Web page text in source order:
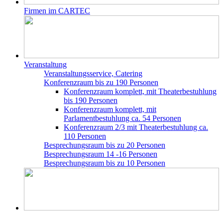
Firmen im CARTEC
Veranstaltung
Veranstaltungsservice, Catering
Konferenzraum bis zu 190 Personen
Konferenzraum komplett, mit Theaterbestuhlung
bis 190 Personen
Konferenzraum komplett, mit
Parlamentbestuhlung ca. 54 Personen
Konferenzraum 2/3 mit Theaterbestuhlung ca.
110 Personen
Besprechungsraum bis zu 20 Personen
Besprechungsraum 14 -16 Personen
Besprechungsraum bis zu 10 Personen